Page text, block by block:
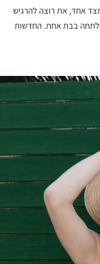
מצד אחד, את רוצה להרגיש
בבת אחת. החדשות